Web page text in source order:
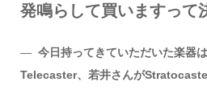
発鳴らして買いますって
― 今日持ってきていただいた楽器
Telecaster、若井さんが